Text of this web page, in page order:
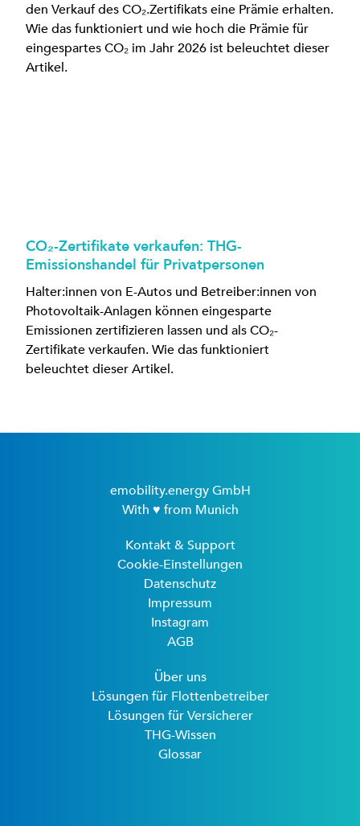
den Verkauf des CO₂.Zertifikats eine Prämie erhalten.
Wie das funktioniert und wie hoch die Prämie für
eingespartes CO₂ im Jahr 2026 ist beleuchtet dieser
Artikel.
CO₂-Zertifikate verkaufen: THG-
Emissionshandel für Privatpersonen
Halter:innen von E-Autos und Betreiber:innen von
Photovoltaik-Anlagen können eingesparte
Emissionen zertifizieren lassen und als CO₂-
Zertifikate verkaufen. Wie das funktioniert
beleuchtet dieser Artikel.
emobility.energy GmbH
With ♥ from Munich
Kontakt & Support
Cookie-Einstellungen
Datenschutz
Impressum
Instagram
AGB
Über uns
Lösungen für Flottenbetreiber
Lösungen für Versicherer
THG-Wissen
Glossar